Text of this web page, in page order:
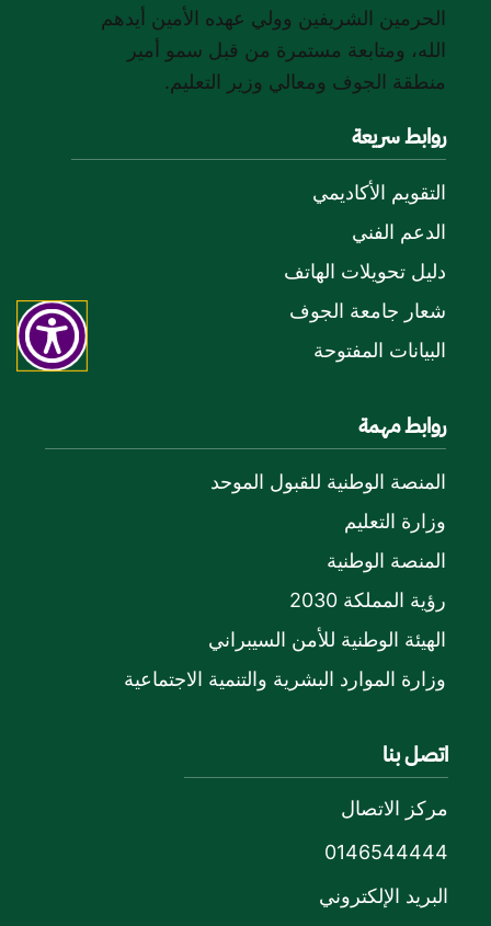
الحرمين الشريفين وولي عهده الأمين أيدهم
الله، ومتابعة مستمرة من قبل سمو أمير
منطقة الجوف ومعالي وزير التعليم.
روابط سريعة
التقويم الأكاديمي
الدعم الفني
دليل تحويلات الهاتف
شعار جامعة الجوف
البيانات المفتوحة
روابط مهمة
المنصة الوطنية للقبول الموحد
وزارة التعليم
المنصة الوطنية
رؤية المملكة 2030
الهيئة الوطنية للأمن السيبراني
وزارة الموارد البشرية والتنمية الاجتماعية
اتصل بنا
مركز الاتصال
0146544444
البريد الإلكتروني